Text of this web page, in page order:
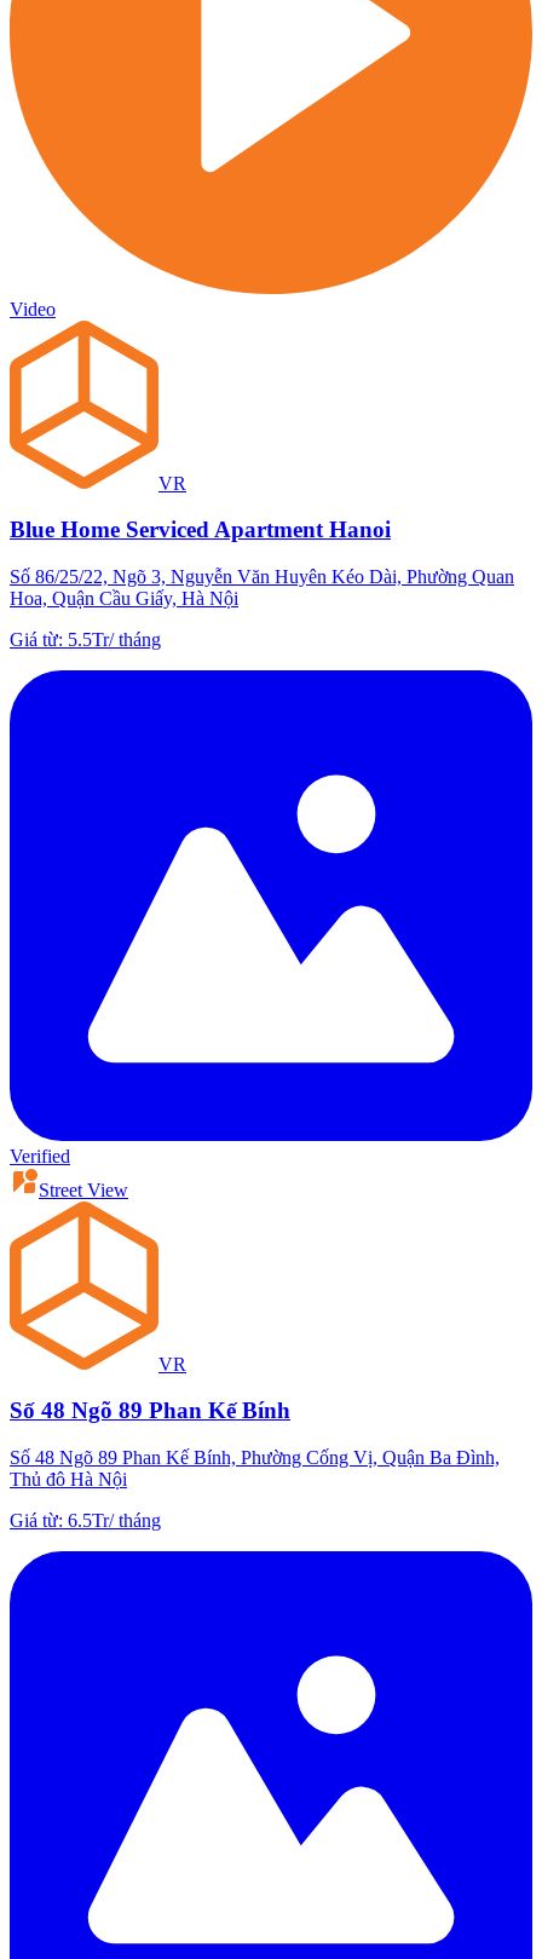
Video
VR
Blue Home Serviced Apartment Hanoi
Số 86/25/22, Ngõ 3, Nguyễn Văn Huyên Kéo Dài, Phường Quan
Hoa, Quận Cầu Giấy, Hà Nội
Giá từ: 5.5Tr/tháng
Verified
Street View
VR
Số 48 Ngõ 89 Phan Kế Bính
Số 48 Ngõ 89 Phan Kế Bính, Phường Cống Vị, Quận Ba Đình,
Thủ đô Hà Nội
Giá từ: 6.5Tr/tháng